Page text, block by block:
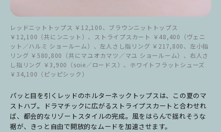
レッドニットトップス ￥12,100、ブラウンニットトップス
￥12,100（共にンニット）、ストライプスカート ￥48,400（ヴェニ
ット／ハルミ ショールーム）、左人さし指リング ￥217,800、左小指
リング ￥580,800（共にマユオカマツ／マユ ショールーム）、右人さ
し指リング ￥3,900（soie／ロードス）、ホワイトフラットシューズ
￥34,100（ピッピシック）
パッと目を引くレッドのホルターネックトップスは、この夏のマ
ストハブ。ドラマチックに広がるストライプスカートと合わせれ
ば、都会的なリゾートスタイルの完成。風をはらんで揺れそうな
裾が、きっと自由で開放的なムードを加速させます。